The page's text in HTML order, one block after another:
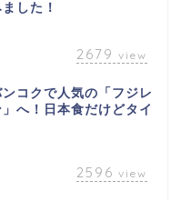
した！
2679 view
コクで人気の「フジレ
へ！日本食だけどタイ
2596 view